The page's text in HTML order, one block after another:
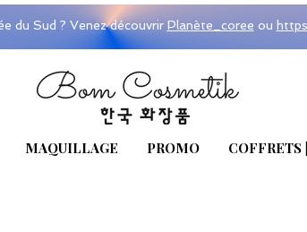
du Sud ? Venez découvrir Planète_coree ou
MAQUILLAGE PROMO COFFRETS